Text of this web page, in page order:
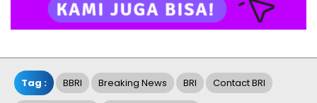
Tag : BBRI Breaking News BRI Contact BRI